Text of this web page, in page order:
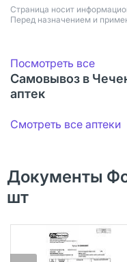
Страница носит
Перед назначением и
Посмотреть все
Самовывоз в
аптек
Смотреть все аптеки
Документы
шт